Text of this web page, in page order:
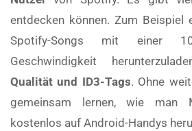
entdecken können. Zum Beispiel
Spotify-Songs mit einer
Geschwindigkeit
Qualität und ID3-Tags. Ohne
gemeinsam lernen, wie man
kostenlos auf Android-Handys